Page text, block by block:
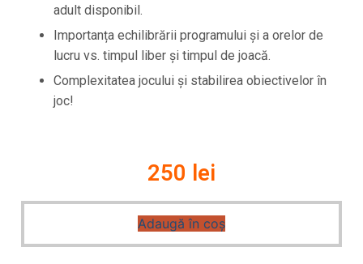
adult disponibil.
Importanța echilibrării programului și a orelor de
lucru vs. timpul liber și timpul de joacă.
Complexitatea jocului și stabilirea obiectivelor în
joc!
250 lei
Adaugă în coș